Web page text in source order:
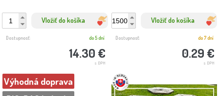
Vložiť do košíka
14.30 €
s DPH
Dostupnosť: do 5 dní
Vložiť do košíka
0.29 €
s DPH
Dostupnosť: do 7 dní
Výhodná doprava